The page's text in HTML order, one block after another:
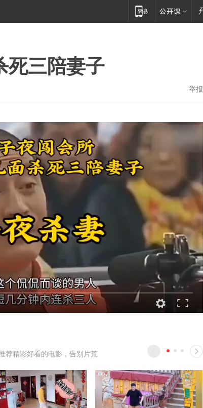
死三陪妻子
举报
荐精彩好看的电影，告别片荒